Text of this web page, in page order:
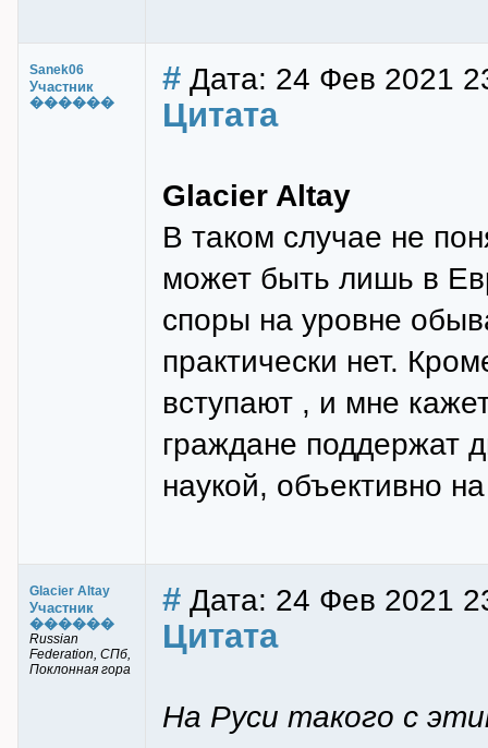
Sanek06
Участник
������
# Дата: 24 Фев 2021
Цитата
Glacier Altay
В таком случае не
может быть лишь в
споры на уровне
практически нет.
вступают , и мне
граждане поддержат
наукой, объективно
Glacier Altay
Участник
������
Russian
Federation, СПб,
Поклонная гора
# Дата: 24 Фев 2021
Цитата
На Руси такого с